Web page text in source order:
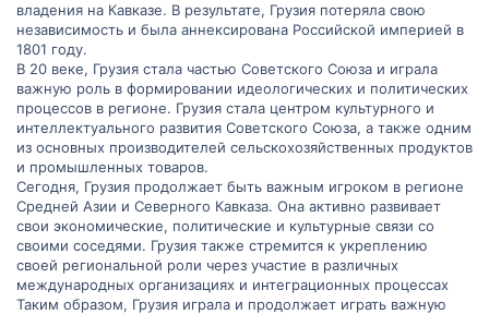
владения на Кавказе. В результате, Грузия потеряла свою
независимость и была аннексирована Российской империей в
1801 году.
В 20 веке, Грузия стала частью Советского Союза и играла
важную роль в формировании идеологических и политических
процессов в регионе. Грузия стала центром культурного и
интеллектуального развития Советского Союза, а также одним
из основных производителей сельскохозяйственных продуктов
и промышленных товаров.
Сегодня, Грузия продолжает быть важным игроком в регионе
Средней Азии и Северного Кавказа. Она активно развивает
свои экономические, политические и культурные связи со
своими соседями. Грузия также стремится к укреплению
своей региональной роли через участие в различных
международных организациях и интеграционных процессах
Таким образом, Грузия играла и продолжает играть важную